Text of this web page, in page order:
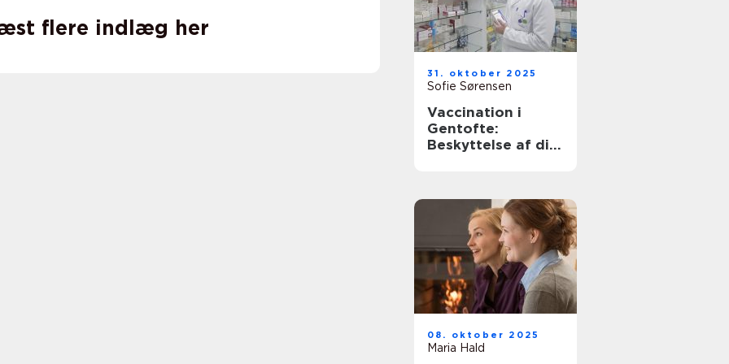
flere indlæg her
31. oktober 2025
Sofie Sørensen
Vaccination i
Gentofte:
Beskyttelse af dit
08. oktober 2025
Maria Hald